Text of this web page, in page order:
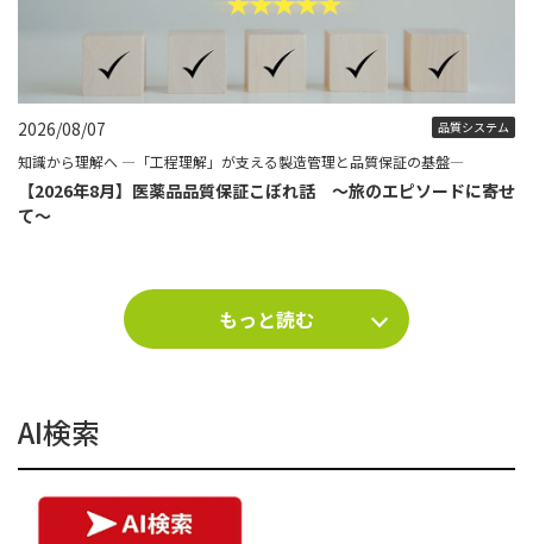
2026/08/07 品質システム
知識から理解へ ―「工程理解」が支える製造管理と品質保証の基盤―
【2026年8月】医薬品品質保証こぼれ話 ～旅のエピソードに寄せ
て～
もっと読む
AI検索